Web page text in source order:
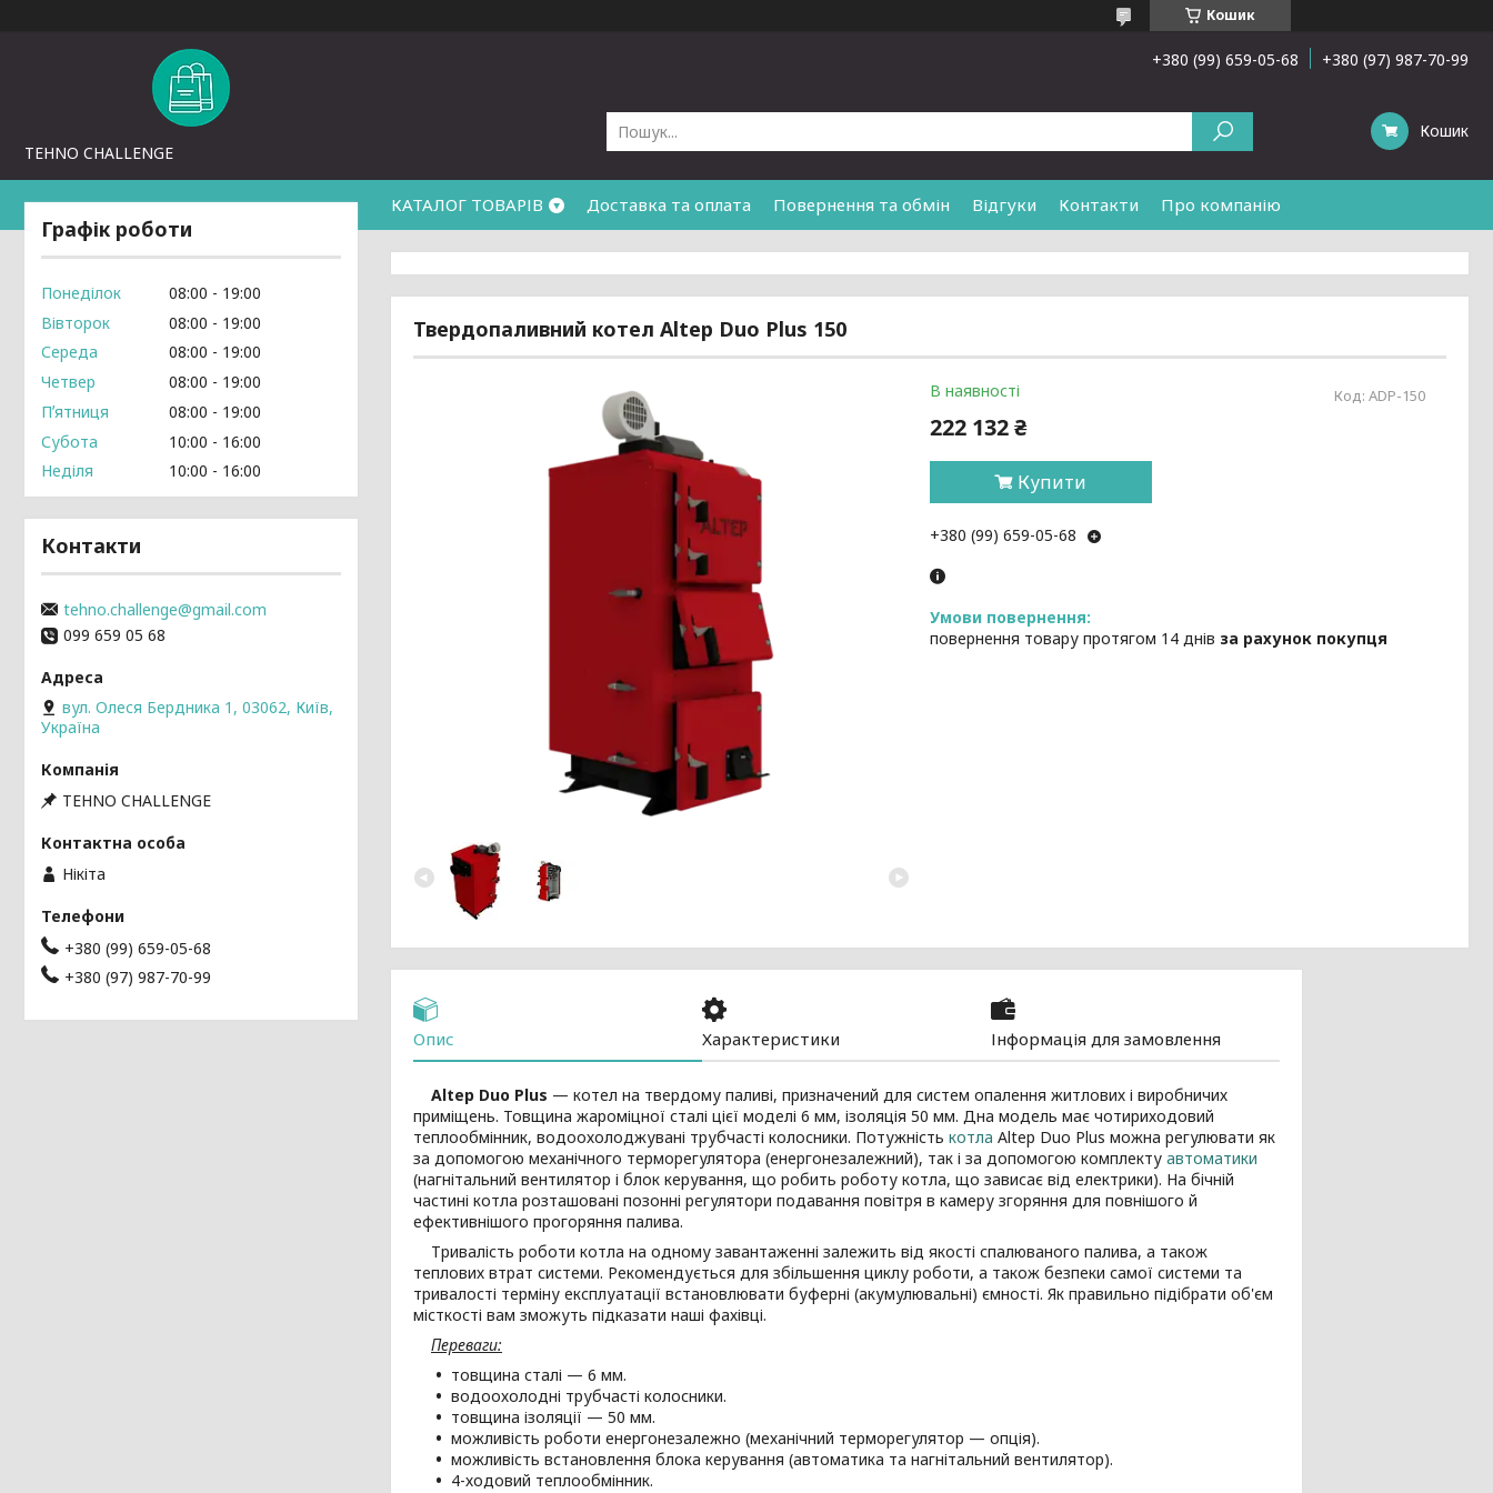
Кошик
TEHNO CHALLENGE
+380 (99) 659-05-68 +380 (97) 987-70-99
Кошик
КАТАЛОГ ТОВАРІВ Доставка та оплата Повернення та обмін Відгуки Контакти Про компанію
Твердопаливний котел Altep Duo Plus 150
В наявності Код: ADP-150
222 132 ₴
Купити
+380 (99) 659-05-68
повернення товару протягом 14 днів за рахунок покупця
Опис Характеристики Інформація для замовлення
Altep Duo Plus — котел на твердому паливі, призначений для систем опалення житлових і виробничих
приміщень. Товщина жароміцної сталі цієї моделі 6 мм, ізоляція 50 мм. Дна модель має чотириходовий
теплообмінник, водоохолоджувані трубчасті колосники. Потужність котла Altep Duo Plus можна регулювати як
за допомогою механічного терморегулятора (енергонезалежний), так і за допомогою комплекту автоматики
(нагнітальний вентилятор і блок керування, що робить роботу котла, що зависає від електрики). На бічній
частині котла розташовані позонні регулятори подавання повітря в камеру згоряння для повнішого й
ефективнішого прогоряння палива.
Тривалість роботи котла на одному завантаженні залежить від якості спалюваного палива, а також
теплових втрат системи. Рекомендується для збільшення циклу роботи, а також безпеки самої системи та
тривалості терміну експлуатації встановлювати буферні (акумулювальні) ємності. Як правильно підібрати об'єм
місткості вам зможуть підказати наші фахівці.
Переваги:
товщина сталі — 6 мм.
водоохолодні трубчасті колосники.
товщина ізоляції — 50 мм.
можливість роботи енергонезалежно (механічний терморегулятор — опція).
можливість встановлення блока керування (автоматика та нагнітальний вентилятор).
4-ходовий теплообмінник.
Графік роботи
Понеділок 08:00
19:00
Вівторок
08:00
19:00
Середа
08:00
19:00
Четвер
08:00
19:00
Пʼятниця
08:00
19:00
Субота
10:00
16:00
Неділя
10:00 16:00
Контакти
tehno.challenge@gmail.com
099 659 05 68
вул. Олеся Бердника 1, 03062, Київ,
Україна
TEHNO CHALLENGE
Нікіта
+380 (99) 659-05-68
+380 (97) 987-70-99